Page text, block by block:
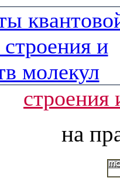
строения
на